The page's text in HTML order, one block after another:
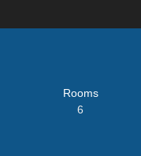
Rooms
6